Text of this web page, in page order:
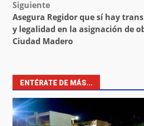
Siguiente
Asegura Regidor que sí hay
y legalidad en la asignación de
Ciudad Madero
ENTÉRATE DE MÁS...